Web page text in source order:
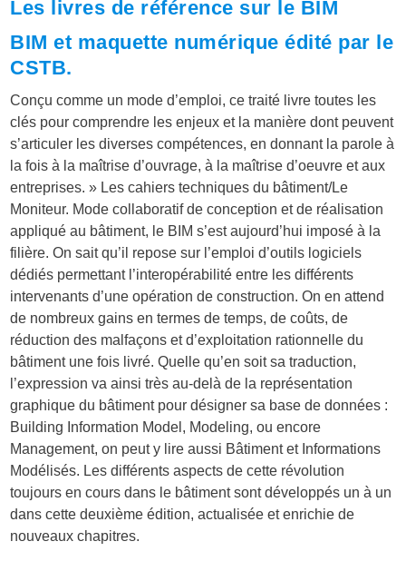
Les livres de référence sur le BIM
BIM et maquette numérique édité par le
CSTB.
Conçu comme un mode d’emploi, ce traité livre toutes les
clés pour comprendre les enjeux et la manière dont peuvent
s’articuler les diverses compétences, en donnant la parole à
la fois à la maîtrise d’ouvrage, à la maîtrise d’oeuvre et aux
entreprises. » Les cahiers techniques du bâtiment/Le
Moniteur. Mode collaboratif de conception et de réalisation
appliqué au bâtiment, le BIM s’est aujourd’hui imposé à la
filière. On sait qu’il repose sur l’emploi d’outils logiciels
dédiés permettant l’interopérabilité entre les différents
intervenants d’une opération de construction. On en attend
de nombreux gains en termes de temps, de coûts, de
réduction des malfaçons et d’exploitation rationnelle du
bâtiment une fois livré. Quelle qu’en soit sa traduction,
l’expression va ainsi très au-delà de la représentation
graphique du bâtiment pour désigner sa base de données :
Building Information Model, Modeling, ou encore
Management, on peut y lire aussi Bâtiment et Informations
Modélisés. Les différents aspects de cette révolution
toujours en cours dans le bâtiment sont développés un à un
dans cette deuxième édition, actualisée et enrichie de
nouveaux chapitres.